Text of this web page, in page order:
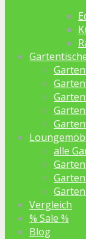
alle
Vergleich
% Sale %
Blog